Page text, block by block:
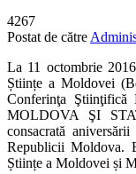
4267
Postat de către
La 11 octombrie
Științe a Moldovei
Conferinţa
MOLDOVA ŞI
consacrată
Republicii Moldova.
Științe a Moldovei și